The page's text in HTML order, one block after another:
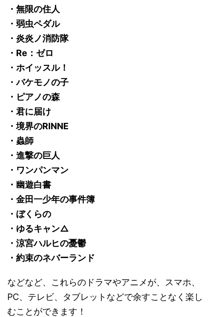
・無限の住人
・弱虫ペダル
・炎炎ノ消防隊
・Re：ゼロ
・ホイッスル！
・バケモノの子
・ピアノの森
・君に届け
・境界のRINNE
・蟲師
・進撃の巨人
・ワンパンマン
・幽遊白書
・金田一少年の事件簿
・ぼくらの
・ゆるキャン△
・涼宮ハルヒの憂鬱
・約束のネバーランド
などなど、これらのドラマやアニメが、スマホ、
PC、テレビ、タブレットなどで余すことなく楽し
むことができます！